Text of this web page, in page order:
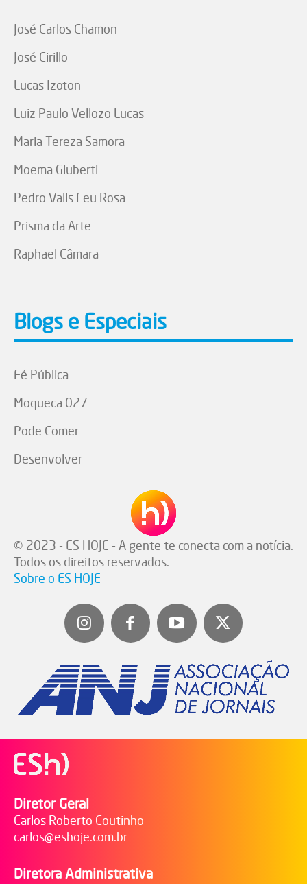
José Carlos Chamon
José Cirillo
Lucas Izoton
Luiz Paulo Vellozo Lucas
Maria Tereza Samora
Moema Giuberti
Pedro Valls Feu Rosa
Prisma da Arte
Raphael Câmara
Blogs e Especiais
Fé Pública
Moqueca 027
Pode Comer
Desenvolver
© 2023 - ES HOJE - A gente te conecta com a notícia.
Todos os direitos reservados.
Sobre o ES HOJE
Diretor Geral
Carlos Roberto Coutinho
carlos@eshoje.com.br
Diretora Administrativa